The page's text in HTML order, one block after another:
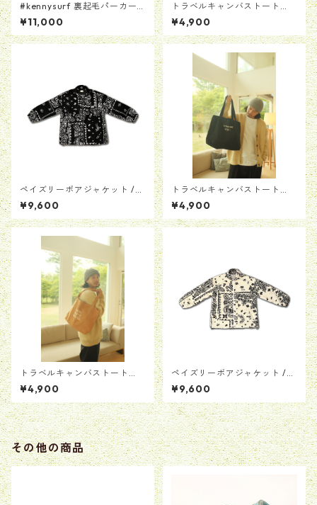
#kennysurf 裏起毛パーカー
[ブラウン]
¥11,000
トラベルキャンバストート
【ホワイト】
¥4,900
ペイズリーボアジャケット /
ブラック
¥9,600
トラベルキャンバストート
【ブラック】
¥4,900
トラベルキャンバストート
【キャメル】
¥4,900
ペイズリーボアジャケット /
ホワイト
¥9,600
その他の商品